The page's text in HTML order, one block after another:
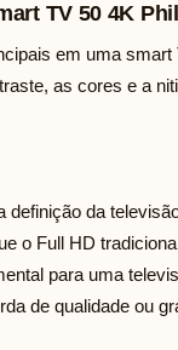
TV 50 4K
em uma
as cores e a
definição da
o Full HD
para uma
de qualidade ou